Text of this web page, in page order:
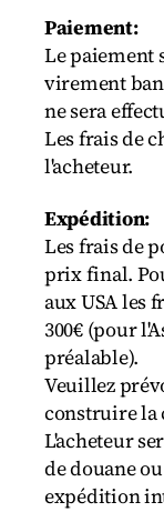
Paiement:
Le paiement
virement
ne sera
Les frais de
l'acheteur.
Expédition:
Les frais de
prix final.
aux USA les
300€ (pour
préalable).
Veuillez
construire la
L'acheteur
de douane
expédition